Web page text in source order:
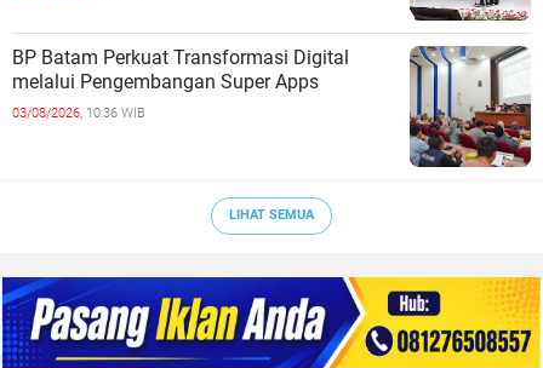
BP Batam Perkuat Transformasi Digital
melalui Pengembangan Super Apps
03/08/2026, 10:36 WIB
LIHAT SEMUA